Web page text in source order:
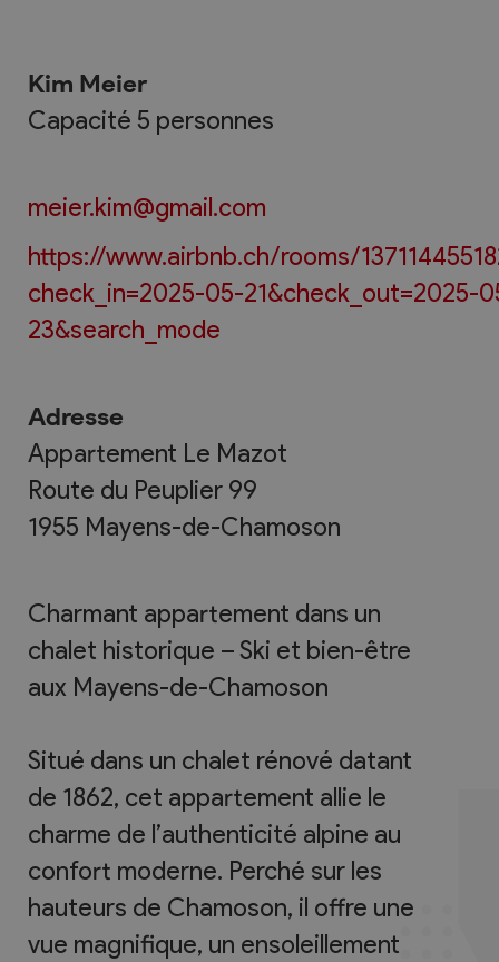
Kim Meier
Capacité 5 personnes
meier.kim@gmail.com
https://www.airbnb.ch/rooms/
check_in=2025-05-21&check_out=2025-
23&search_mode
Adresse
Appartement Le Mazot
Route du Peuplier 99
1955 Mayens-de-Chamoson
Charmant appartement dans un
chalet historique – Ski et bien-être
aux Mayens-de-Chamoson
Situé dans un chalet rénové datant
de 1862, cet appartement allie le
charme de l’authenticité alpine au
confort moderne. Perché sur les
hauteurs de Chamoson, il offre une
vue magnifique, un ensoleillement